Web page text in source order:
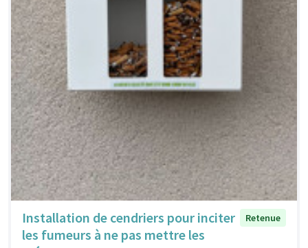
Installation de cendriers pour inciter
les fumeurs à ne pas mettre les
Retenue